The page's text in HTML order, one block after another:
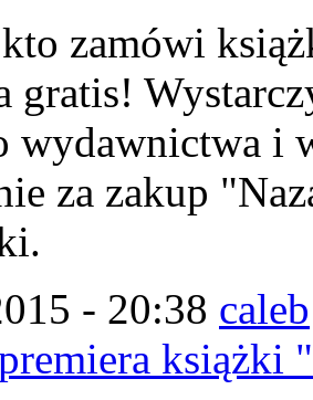
zamówi
gratis!
wydawnictwa i
za zakup
- 20:38 caleb